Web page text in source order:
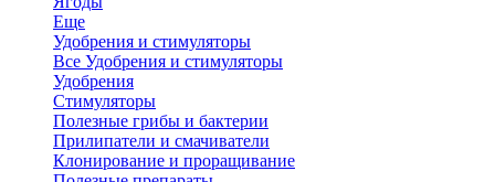
Еще
Удобрения и стимуляторы
Все Удобрения и стимуляторы
Удобрения
Стимуляторы
Полезные грибы и бактерии
Прилипатели и смачиватели
Клонирование и проращивание